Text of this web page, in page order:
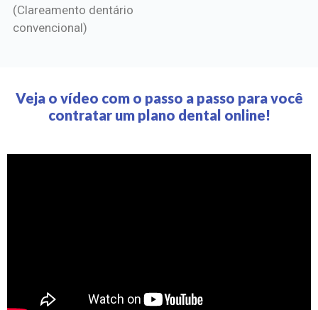
(Clareamento dentário
convencional)
Veja o vídeo com o passo a passo para você
contratar um plano dental online!